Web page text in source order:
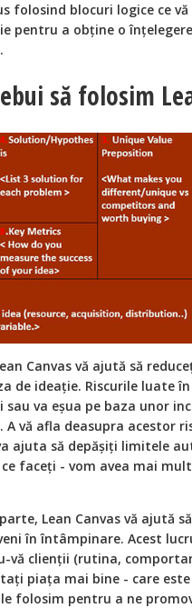
folosind blocuri logice ce
pentru a obține o
să folosim
Canvas vă ajută să
de ideație. Riscurile luate
sau va eșua pe baza unor
vă afla deasupra acestor
ajuta să depășiți limitele
faceți - vom avea mai
Lean Canvas vă ajută
în întâmpinare. Acest
vă clienții (rutina,
piața mai bine - care
le folosim pentru a ne